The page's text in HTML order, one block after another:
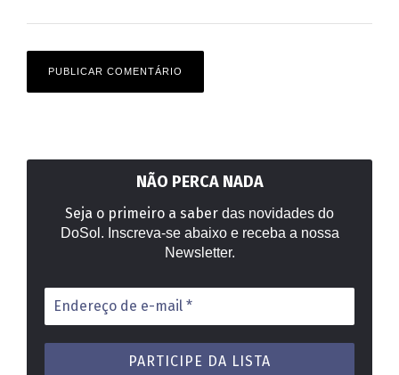
NÃO PERCA NADA
Seja o primeiro a saber das novidades do
DoSol. Inscreva-se abaixo e receba a nossa
Newsletter.
Endereço
de
e-
mail